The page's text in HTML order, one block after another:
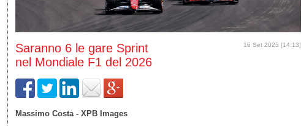
16 Set 2025 [14:13]
Saranno 6 le gare Sprint
nel Mondiale F1 del 2026
Massimo Costa - XPB Images